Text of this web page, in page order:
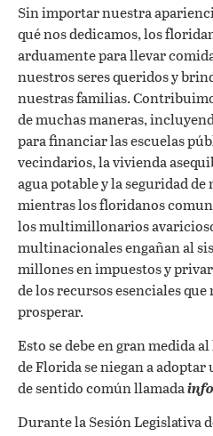
Sin importar nuestra
qué nos dedicamos, los
arduamente para llevar
nuestros seres queridos y
nuestras familias.
de muchas maneras,
para financiar las escuelas
vecindarios, la vivienda
agua potable y la seguridad
mientras los floridanos
los multimillonarios
multinacionales engañan al
millones en impuestos y
de los recursos esenciales que
prosperar.
Esto se debe en gran medida
de Florida se niegan a
de sentido común llamada
Durante la Sesión Legislativa